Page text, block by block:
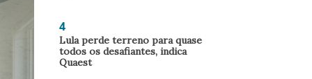
4
Lula perde terreno para quase
todos os desafiantes, indica
Quaest